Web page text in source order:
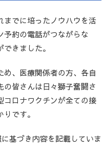
までに培ったノウハウを活
予約の電話がつながらな
きました。
、医療関係者の方、各自
皆さんは日々獅子奮闘さ
コロナワクチンが全ての接
です。
基づき内容を記載していま